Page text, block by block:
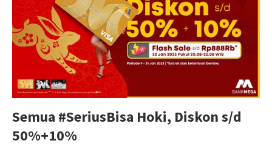
Semua #SeriusBisa Hoki, Diskon s/d
50%+10%